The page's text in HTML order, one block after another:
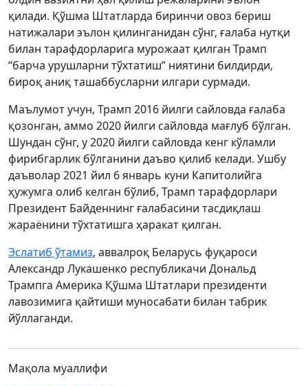
қилади. Қўшма Штатларда биринчи овоз бериш
натижалари эълон қилинганидан сўнг, ғалаба нутқи
билан тарафдорларига мурожаат қилган Трамп
“барча урушларни тўхтатиш” ниятини билдирди,
бироқ аниқ ташаббусларни илгари сурмади.
Маълумот учун, Трамп 2016 йилги сайловда ғалаба
қозонган, аммо 2020 йилги сайловда мағлуб бўлган.
Шундан сўнг, у 2020 йилги сайловда кенг кўламли
фирибгарлик бўлганини даъво қилиб келади. Ушбу
даъволар 2021 йил 6 январь куни Капитолийга
ҳужумга олиб келган бўлиб, Трамп тарафдорлари
Президент Байденнинг ғалабасини тасдиқлаш
жараёнини тўхтатишга ҳаракат қилган.
Эслатиб ўтамиз, аввалроқ Беларусь фуқароси
Александр Лукашенко республикачи Дональд
Трампга Америка Қўшма Штатлари президенти
лавозимига қайтиши муносабати билан табрик
йўллаганди.
Мақола муаллифи